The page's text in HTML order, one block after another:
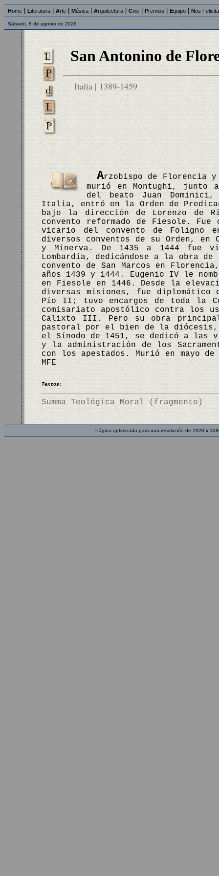
Home Literatura Arte Música Arquitectura Cine Premios Equipo Nos
Sábado, 8 de agosto de 2026
San Antonino de
Italia | 1389-1459
Arzobispo de Florencia
murió en Montughi, junto
del beato Juan Dominici,
Italia, entró en la Orden de
bajo la dirección de Lorenzo de
convento reformado de Fiesole. Fue
vicario del convento de Foligno
diversos conventos de su Orden, en
y Minerva. De 1435 a 1444 fue
Lombardía, dedicándose a la obra
convento de San Marcos en
años 1439 y 1444. Eugenio IV le
en Fiesole en 1446. Desde la
diversas misiones, fue
Pío II; tuvo encargos de toda la
comisariato apostólico contra los
Calixto III. Pero su obra
pastoral por el bien de la diócesis,
el Sínodo de 1451, se dedicó a
y la administración de los
con los apestados. Murió en mayo
MFE
Textos:
Summa Teológica Moral (fragmento)
Página optimizada para una resolución de 1920 x